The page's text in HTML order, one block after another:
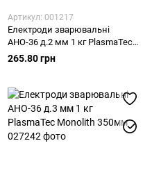
Артикул: 001217
Електроди зварювальні
АНО-36 д.2 мм 1 кг PlasmaTec
Monolith 350мм
265.80 грн